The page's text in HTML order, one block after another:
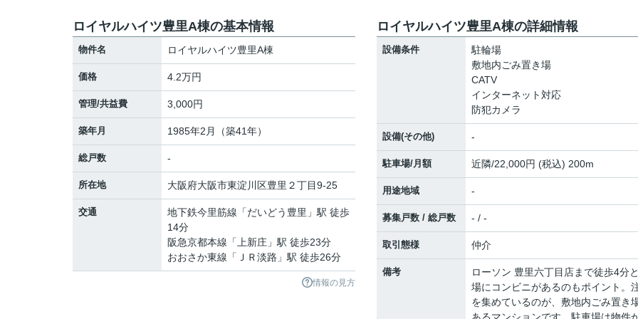
ロイヤルハイツ豊里A棟の基本情報
物件名 ロイヤルハイツ豊里A棟
価格 4.2万円
管理/共益費 3,000円
築年月 1985年2月（築41年）
総戸数 -
所在地 大阪府大阪市東淀川区豊里 ２丁目9-25
交通 地下鉄今里筋線 「だいどう豊里 」駅 徒歩
14分
阪急京都本線 「 上新庄 」駅 徒歩23分
おおさか東線 「 ＪＲ淡路 」駅 徒歩26分
情報の見方
ロイヤルハイツ豊里A棟の詳細情報
設備条件
駐輪場
敷地内ごみ置き場
CATV
インターネット対応
防犯カメラ
設備(その他) -
駐車場/月額 近隣/22,000円 (税込) 200m
用途地域 -
募集戸数 / 総戸数 - / -
取引態様 仲介
備考
ローソン 豊里六丁目店まで徒歩4分
場にコンビニがあるのもポイント。
を集めているのが、敷地内ごみ置き